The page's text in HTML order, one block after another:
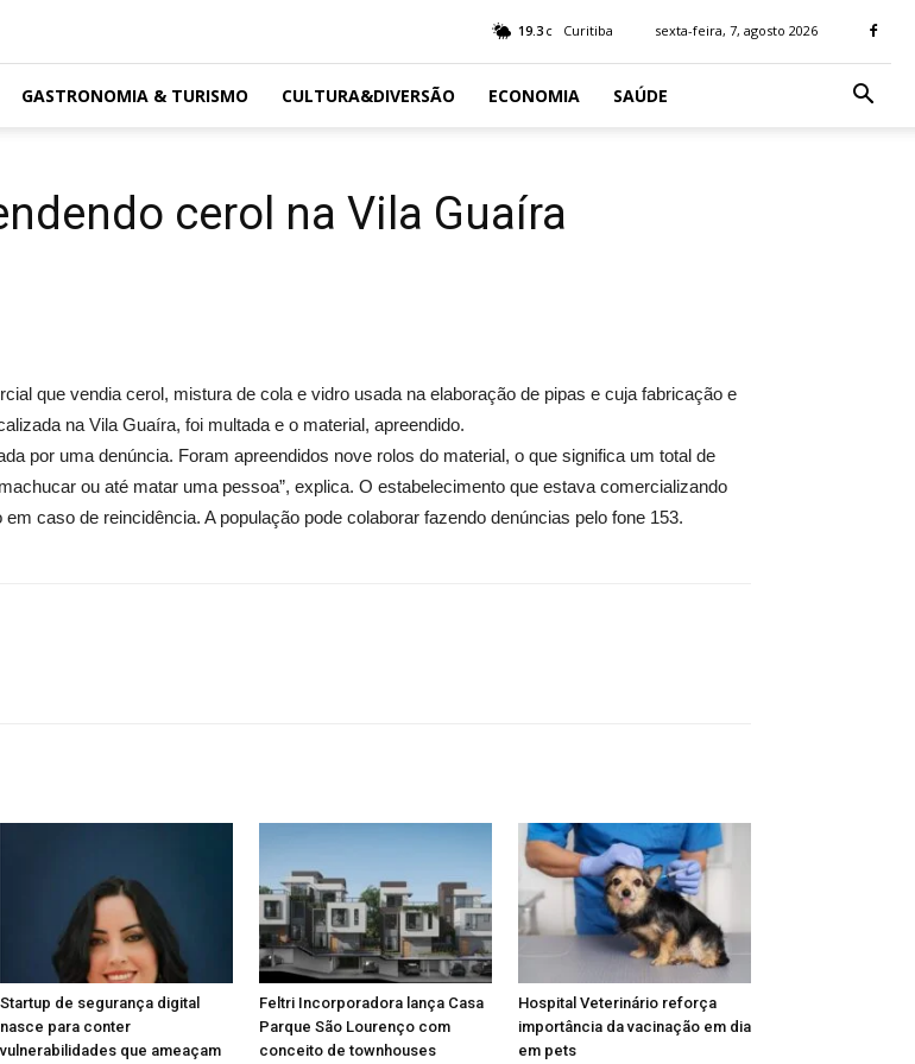
19.3 C Curitiba sexta-feira, 7, agosto 2026
GASTRONOMIA & TURISMO CULTURA&DIVERSÃO ECONOMIA SAÚDE
cerol na Vila Guaíra
que vendia cerol, mistura de cola e vidro usada na elaboração de pipas e cuja fabricação e
na Vila Guaíra, foi multada e o material, apreendido.
por uma denúncia. Foram apreendidos nove rolos do material, o que significa um total de
ou até matar uma pessoa”, explica. O estabelecimento que estava comercializando
caso de reincidência. A população pode colaborar fazendo denúncias pelo fone 153.
Startup de segurança digital
nasce para conter
vulnerabilidades que ameaçam
Feltri Incorporadora lança Casa
Parque São Lourenço com
conceito de townhouses
Hospital Veterinário reforça
importância da vacinação em dia
em pets